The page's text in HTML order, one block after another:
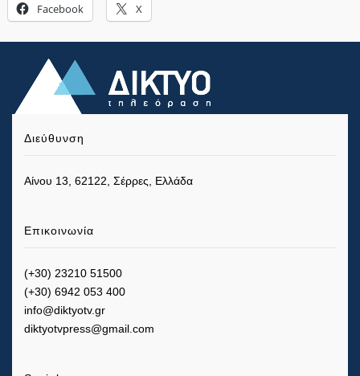
Facebook X
Διεύθυνση
Αίνου 13, 62122, Σέρρες, Ελλάδα
Επικοινωνία
(+30) 23210 51500
(+30) 6942 053 400
info@diktyotv.gr
diktyotvpress@gmail.com